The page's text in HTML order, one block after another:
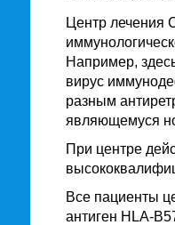
Центр лечения
Например,
вирус
разным
являющемуся
При центре
Все пациенты
антиген HLA-